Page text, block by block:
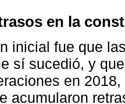
en la
inicial fue que
sí sucedió, y
en
acumularon